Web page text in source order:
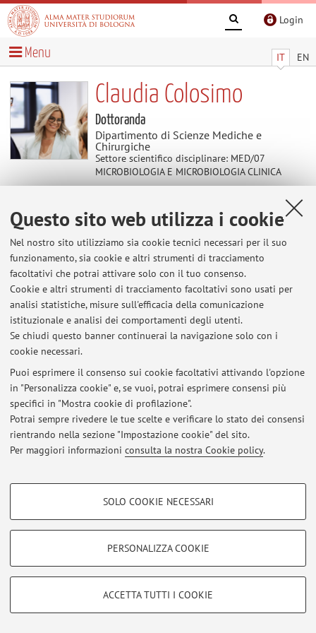
Questo sito web utilizza i cookie
Nel nostro sito utilizziamo sia cookie tecnici necessari per il suo
funzionamento, sia cookie e altri strumenti di tracciamento
facoltativi che potrai attivare solo con il tuo consenso.
Cookie e altri strumenti di tracciamento facoltativi sono usati per
analisi statistiche, misure sull'efficacia della comunicazione
istituzionale e analisi dei comportamenti degli utenti.
Se chiudi questo banner continuerai la navigazione solo con i
cookie necessari.
Puoi esprimere il consenso sui cookie facoltativi attivando l'opzione
in "Personalizza cookie" e, se vuoi, potrai esprimere consensi più
specifici in "Mostra cookie di profilazione".
Potrai sempre rivedere le tue scelte e verificare lo stato dei consensi
rientrando nella sezione "Impostazione cookie" del sito.
Per maggiori informazioni consulta la nostra Cookie policy.
COOKIE DI PROFILAZIONE - FACOLTATIVI
COOKIE TECNICI - NECESSARI
Si tratta di cookie tecnici utilizzati, a titolo esemplificativo, per il corretto
SOLO COOKIE NECESSARI
PERSONALIZZA COOKIE
ACCETTA TUTTI I COOKIE
Login
IT EN
Menu
Claudia Colosimo
Dottoranda
Dipartimento di Scienze Mediche e
Chirurgiche
Settore scientifico disciplinare: MED/07
MICROBIOLOGIA E MICROBIOLOGIA CLINICA
Contenuti utili
https://orcid.org/0009-0001-4135-9402
https://orcid.org/0009-0001-4135-9402
Al momento non sono presenti avvisi.
Area riservata
© 2026 - ALMA MATER STUDIORUM - Università di Bologna - Via
| Note legali|Impostazioni Cookie